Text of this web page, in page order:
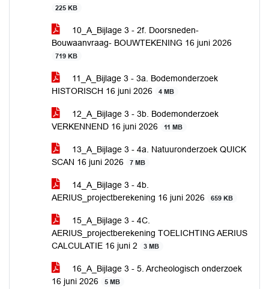
225 KB
10_A_Bijlage 3 - 2f. Doorsneden-
Bouwaanvraag- BOUWTEKENING 16 juni 2026
719 KB
11_A_Bijlage 3 - 3a. Bodemonderzoek
HISTORISCH 16 juni 2026
4 MB
12_A_Bijlage 3 - 3b. Bodemonderzoek
VERKENNEND 16 juni 2026
11 MB
13_A_Bijlage 3 - 4a. Natuuronderzoek QUICK
SCAN 16 juni 2026
7 MB
14_A_Bijlage 3 - 4b.
AERIUS_projectberekening 16 juni 2026
659 KB
15_A_Bijlage 3 - 4C.
AERIUS_projectberekening TOELICHTING AERIUS
CALCULATIE 16 juni 2
3 MB
16_A_Bijlage 3 - 5. Archeologisch onderzoek
16 juni 2026
5 MB